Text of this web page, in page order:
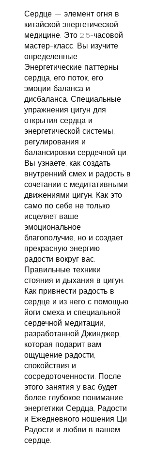
Сердце — элемент огня в
китайской энергетической
медицине. Это 2,5-часовой
мастер-класс. Вы изучите
определенные
Энергетические паттерны
сердца, его поток, его
эмоции баланса и
дисбаланса. Специальные
упражнения цигун для
открытия сердца и
энергетической системы,
регулирования и
балансировки сердечной ци.
Вы узнаете, как создать
внутренний смех и радость в
сочетании с медитативными
движениями цигун. Как это
само по себе не только
исцеляет ваше
эмоциональное
благополучие, но и создает
прекрасную энергию
радости вокруг вас.
Правильные техники
стояния и дыхания в цигун.
Как привнести радость в
сердце и из него с помощью
йоги смеха и специальной
сердечной медитации,
разработанной Джинджер,
которая подарит вам
ощущение радости,
спокойствия и
сосредоточенности. После
этого занятия у вас будет
более глубокое понимание
энергетики Сердца, Радости
и Ежедневного ношения Ци
Радости и любви в вашем
сердце.